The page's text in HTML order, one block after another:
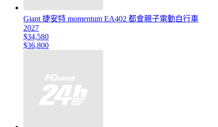
Giant 捷安特 momentum EA402 都會親子電動自行車
2027
$34,580
$36,800